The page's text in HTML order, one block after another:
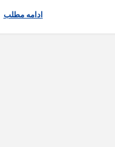
ادامه مطلب